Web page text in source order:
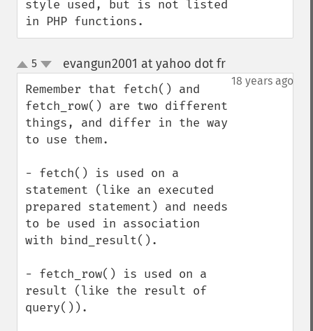
style used, but is not listed
in PHP functions.
up
down
5 evangun2001 at yahoo dot fr¶
18 years ago
Remember that fetch() and
fetch_row() are two different
things, and differ in the way
to use them.
- fetch() is used on a
statement (like an executed
prepared statement) and needs
to be used in association
with bind_result().
- fetch_row() is used on a
result (like the result of
query()).